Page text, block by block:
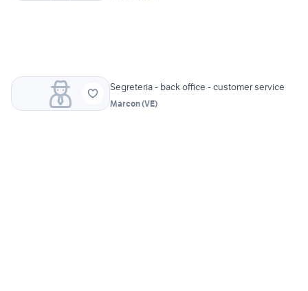
Segreteria - back office - customer service
Marcon(VE)